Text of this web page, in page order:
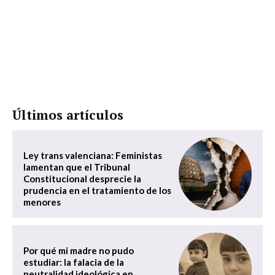
Últimos artículos
Ley trans valenciana: Feministas
lamentan que el Tribunal
Constitucional desprecie la
prudencia en el tratamiento de los
menores
Por qué mi madre no pudo
estudiar: la falacia de la